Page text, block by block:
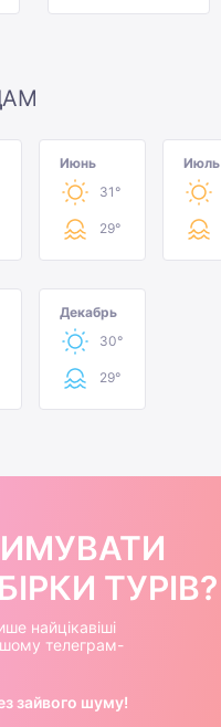
Июнь
31°
29°
Июль
Декабрь
30°
29°
ТУРІВ?
найцікавіші
телеграм-
зайвого шуму!